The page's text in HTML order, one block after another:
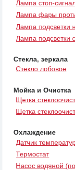
Лампа стоп-
Лампа фары
Лампа подсветки
Лампа подсветки
Стекла, зеркала
Стекло лобовое
Мойка и Очистка
Щетка
Щетка
Охлаждение
Датчик
Термостат
Насос водяной